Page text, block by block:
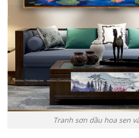
Tranh sơn dầu hoa sen